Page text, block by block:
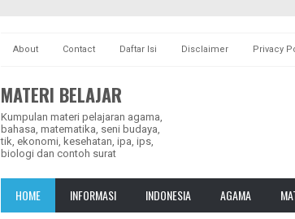
Privacy
Disclaimer
Daftar Isi
Contact
About
MATERI BELAJAR
Kumpulan materi pelajaran agama,
bahasa, matematika, seni budaya,
tik, ekonomi, kesehatan, ipa, ips,
biologi dan contoh surat
HOME INFORMASI INDONESIA AGAMA